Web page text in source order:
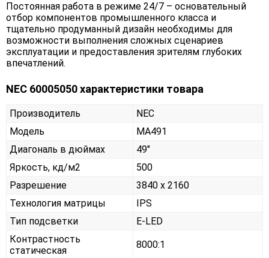
Постоянная работа в режиме 24/7 – основательный
отбор компонентов промышленного класса и
тщательно продуманный дизайн необходимы для
возможности выполнения сложных сценариев
эксплуатации и предоставления зрителям глубоких
впечатлений.
NEC 60005050 характеристики товара
Производитель
NEC
Модель
MA491
Диагональ в дюймах
49"
Яркость, кд/м2
500
Разрешение
3840 x 2160
Технология матрицы
IPS
Тип подсветки
E-LED
Контрастность
статическая
8000:1